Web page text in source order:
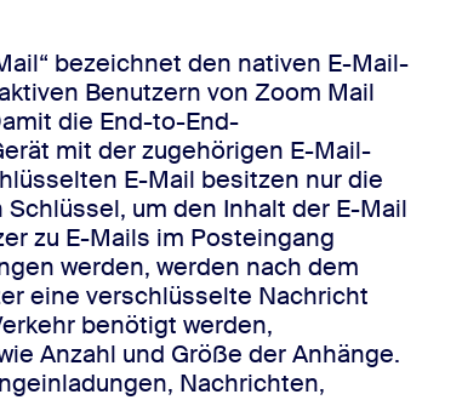
bezeichnet den nativen E-Mail-
Benutzern von Zoom Mail
die End-to-End-
mit der zugehörigen E-Mail-
E-Mail besitzen nur die
um den Inhalt der E-Mail
zu E-Mails im Posteingang
werden, werden nach dem
eine verschlüsselte Nachricht
benötigt werden,
Anzahl und Größe der Anhänge.
Nachrichten,